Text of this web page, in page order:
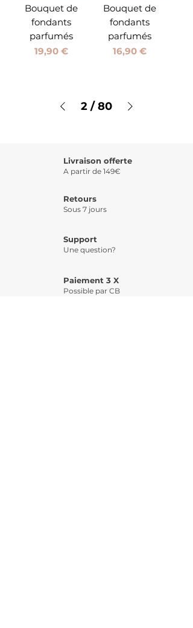
Bouquet de
fondants
parfumés
Prix
19,90 €
Bouquet de
fondants
parfumés
Prix
16,90 €
2 / 80
Livraison offerte
A partir de 149€
Retours
Sous 7 jours
Support
Une question?
Paiement 3 X
Possible par CB